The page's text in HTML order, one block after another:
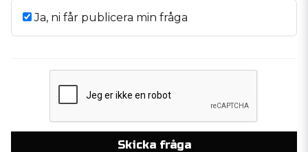
Ja, ni får publicera min fråga
Skicka fråga